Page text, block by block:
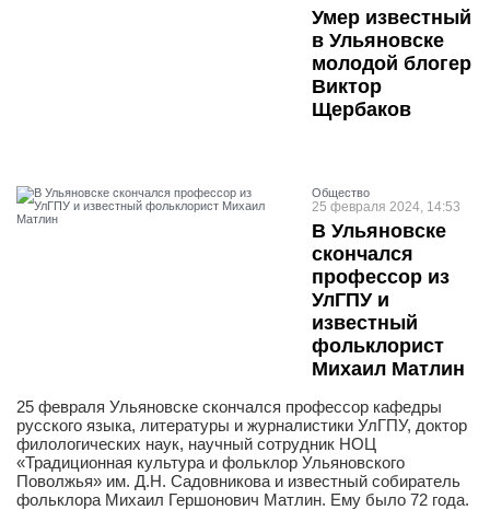
Умер известный
в Ульяновске
молодой блогер
Виктор
Щербаков
Общество
25 февраля 2024, 14:53
В Ульяновске
скончался
профессор из
УлГПУ и
известный
фольклорист
Михаил Матлин
25 февраля Ульяновске скончался профессор кафедры
русского языка, литературы и журналистики УлГПУ, доктор
филологических наук, научный сотрудник НОЦ
«Традиционная культура и фольклор Ульяновского
Поволжья» им. Д.Н. Садовникова и известный собиратель
фольклора Михаил Гершонович Матлин. Ему было 72 года.